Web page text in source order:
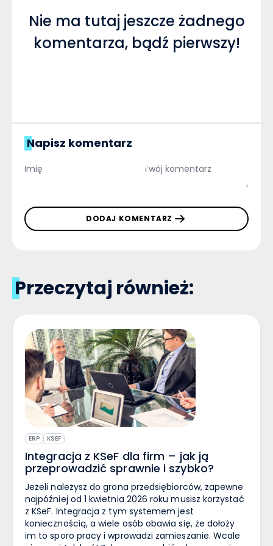
Nie ma tutaj jeszcze żadnego
komentarza, bądź pierwszy!
Napisz komentarz
DODAJ KOMENTARZ
Przeczytaj również:
ERP KSEF
Integracja z KSeF dla firm – jak ją
przeprowadzić sprawnie i szybko?
Jeżeli należysz do grona przedsiębiorców, zapewne
najpóźniej od 1 kwietnia 2026 roku musisz korzystać
z KSeF. Integracja z tym systemem jest
koniecznością, a wiele osób obawia się, że dołoży
im to sporo pracy i wprowadzi zamieszanie. Wcale